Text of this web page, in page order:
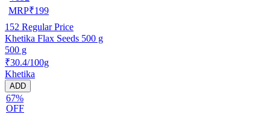
MRP₹199
152 Regular Price
Khetika Flax Seeds 500 g
500 g
₹30.4/100g
Khetika
ADD
67%
OFF